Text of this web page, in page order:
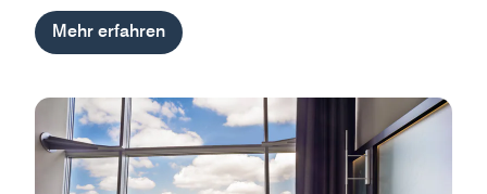
Mehr erfahren